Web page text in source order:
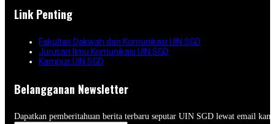
Link Penting
Fakultas Dakwah dan Komunikasi UIN SGD
Jurusan Ilmu Komunikasi UIN SGD
Kampus UIN SGD
Belangganan Newsletter
Dapatkan pemberitahuan berita terbaru seputar UIN SGD lewat email